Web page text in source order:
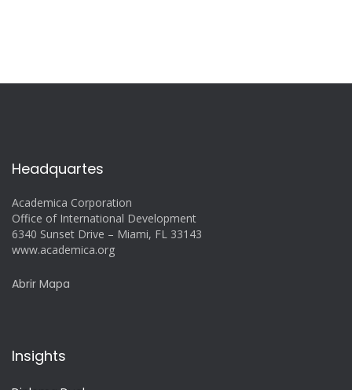
Headquartes
Academica Corporation
Office of International Development
6340 Sunset Drive – Miami, FL 33143
www.academica.org
Abrir Mapa
Insights